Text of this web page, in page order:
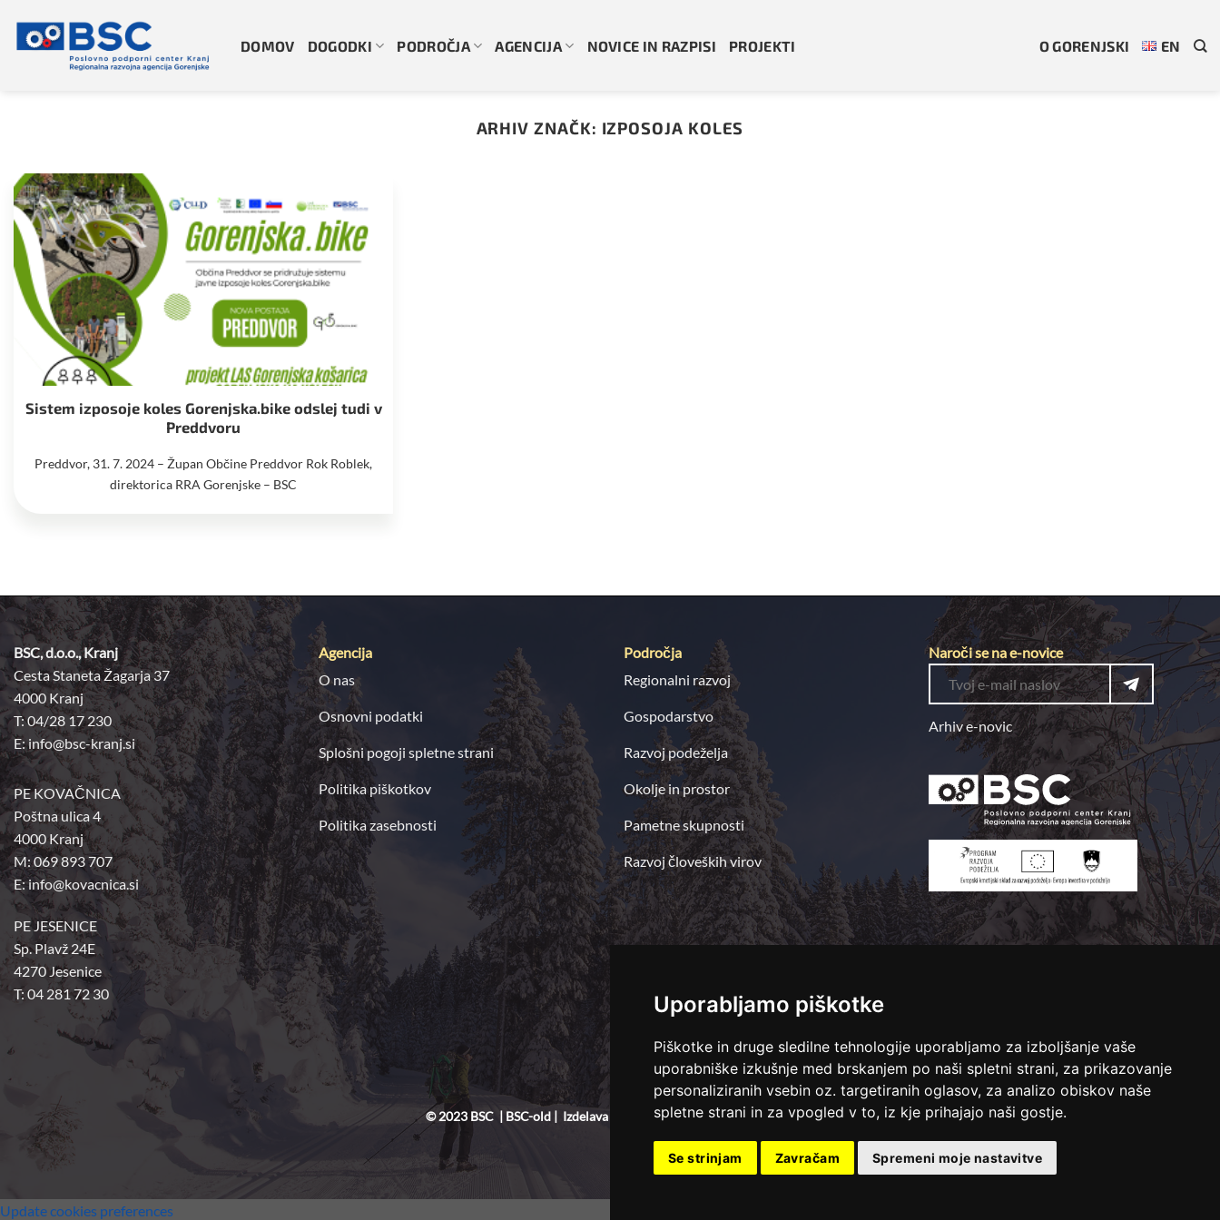
Uporabljamo piškotke
Piškotke in druge sledilne tehnologije uporabljamo za izboljšanje vaše
uporabniške izkušnje med brskanjem po naši spletni strani, za prikazovanje
personaliziranih vsebin oz. targetiranih oglasov, za analizo obiskov naše
spletne strani in za vpogled v to, iz kje prihajajo naši gostje.
Se strinjam Zavračam Spremeni moje nastavitve
vsebino
DOMOV DOGODKI PODROČJA AGENCIJA NOVICE IN RAZPISI PROJEKTI O GORENJSKI EN
ARHIV ZNAČK: IZPOSOJA KOLES
Sistem izposoje koles Gorenjska.bike odslej tudi v
Preddvoru
Preddvor, 31. 7. 2024 – Župan Občine Preddvor Rok Roblek,
direktorica RRA Gorenjske – BSC
BSC, d.o.o., Kranj
Cesta Staneta Žagarja 37
4000 Kranj
T: 04/28 17 230
E:info@bsc-kranj.si
PE KOVAČNICA
Poštna ulica 4
4000 Kranj
M: 069 893 707
E: info@kovacnica.si
PE JESENICE
Sp. Plavž 24E
4270 Jesenice
T: 04 281 72 30
Agencija
O nas
Osnovni podatki
Splošni pogoji spletne strani
Politika piškotkov
Politika zasebnosti
Področja
Regionalni razvoj
Gospodarstvo
Razvoj podeželja
Okolje in prostor
Pametne skupnosti
Razvoj človeških virov
Naroči se na e-novice
Arhiv e-novic
© 2023 BSC | BSC-old | Izdelava spletne strani
Update cookies preferences